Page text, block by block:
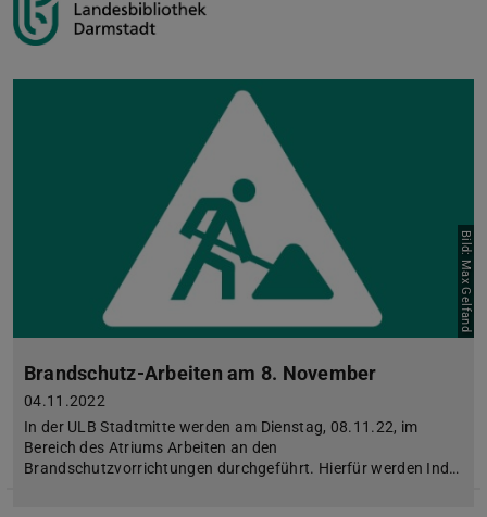
Bild: Max Gelfand
Brandschutz-Arbeiten am 8. November
04.11.2022
In der ULB Stadtmitte werden am Dienstag, 08.11.22, im
Bereich des Atriums Arbeiten an den
Brandschutzvorrichtungen durchgeführt. Hierfür werden Ind…